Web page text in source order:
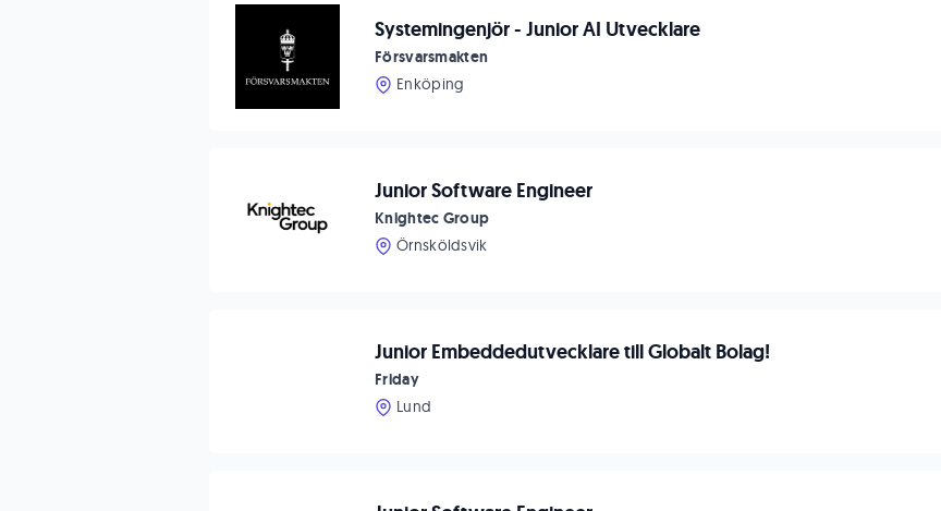
Systemingenjör - Junior AI Utvecklare
Försvarsmakten
Enköping
Junior Software Engineer
Knightec Group
Örnsköldsvik
Junior Embeddedutvecklare till Globalt Bolag!
Friday
Lund